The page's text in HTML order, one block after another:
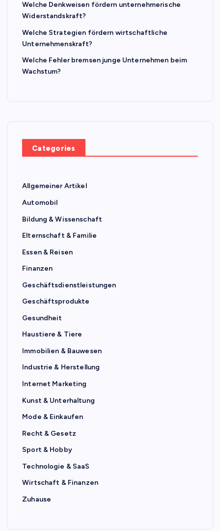
Welche Denkweisen fördern unternehmerische
Widerstandskraft?
Welche Strategien fördern wirtschaftliche
Unternehmenskraft?
Welche Fehler bremsen junge Unternehmen beim
Wachstum?
Categories
Allgemeiner Artikel
Automobil
Bildung & Wissenschaft
Elternschaft & Familie
Essen & Reisen
Finanzen
Geschäftsdienstleistungen
Geschäftsprodukte
Gesundheit
Haustiere & Tiere
Immobilien & Bauwesen
Industrie & Herstellung
Internet Marketing
Kunst & Unterhaltung
Mode & Einkaufen
Recht & Gesetz
Sport & Hobby
Technologie & SaaS
Wirtschaft & Finanzen
Zuhause